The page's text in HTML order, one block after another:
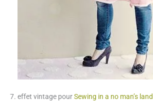
7. effet vintage pourSewing in a no man’s land